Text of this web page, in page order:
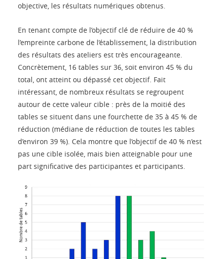
objective, les résultats numériques obtenus.
En tenant compte de l’objectif clé de réduire de 40 %
l’empreinte carbone de l’établissement, la distribution
des résultats des ateliers est très encourageante.
Concrètement, 16 tables sur 36, soit environ 45 % du
total, ont atteint ou dépassé cet objectif. Fait
intéressant, de nombreux résultats se regroupent
autour de cette valeur cible : près de la moitié des
tables se situent dans une fourchette de 35 à 45 % de
réduction (médiane de réduction de toutes les tables
d’environ 39 %). Cela montre que l’objectif de 40 % n’est
pas une cible isolée, mais bien atteignable pour une
part significative des participantes et participants.